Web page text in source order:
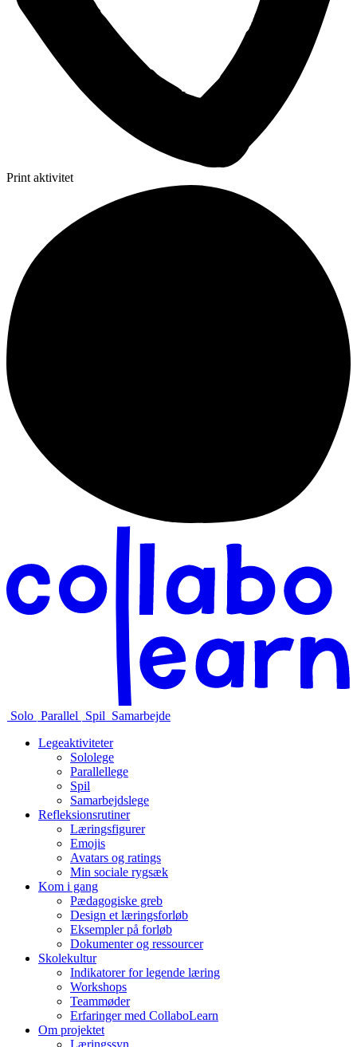
Print aktivitet
Solo Parallel Spil Samarbejde
Legeaktiviteter
Sololege
Parallellege
Spil
Samarbejdslege
Refleksionsrutiner
Læringsfigurer
Emojis
Avatars og ratings
Min sociale rygsæk
Kom i gang
Pædagogiske greb
Design et læringsforløb
Eksempler på forløb
Dokumenter og ressourcer
Skolekultur
Indikatorer for legende læring
Workshops
Teammøder
Erfaringer med CollaboLearn
Om projektet
Læringssyn